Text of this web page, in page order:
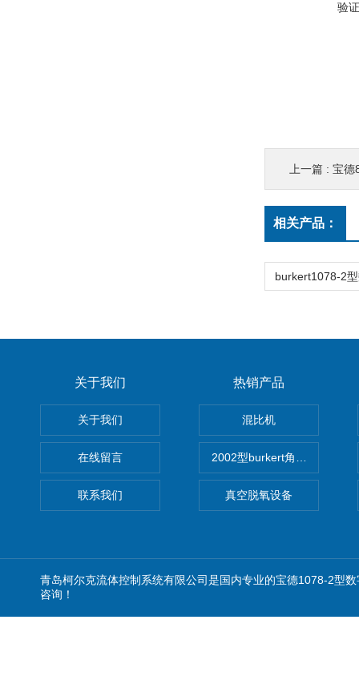
验
上一篇 : 宝德
相关产品：
burkert1078-2
关于我们
关于我们
在线留言
联系我们
热销产品
混比机
2002型burkert角座阀
真空脱氧设备
青岛柯尔克流体控制系统有限公司是国内专业的宝德1078-2型
咨询！